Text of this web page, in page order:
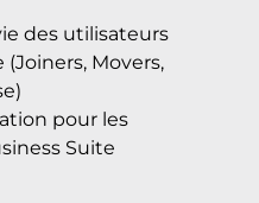
des utilisateurs
Movers,
pour les
Suite